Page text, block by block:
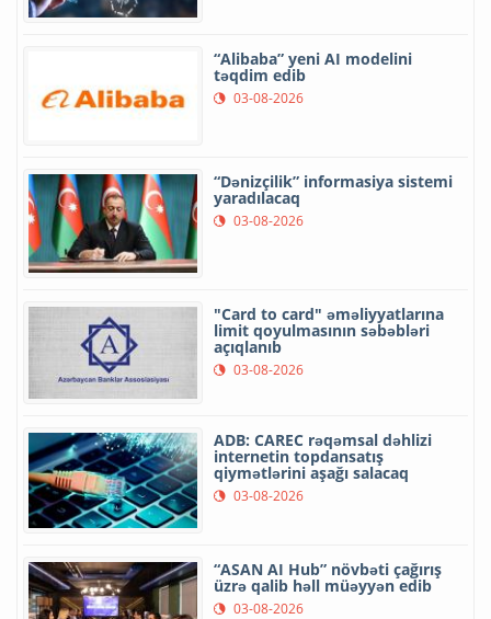
“Alibaba” yeni AI modelini
təqdim edib
03-08-2026
“Dənizçilik” informasiya sistemi
yaradılacaq
03-08-2026
"Card to card" əməliyyatlarına
limit qoyulmasının səbəbləri
açıqlanıb
03-08-2026
ADB: CAREC rəqəmsal dəhlizi
internetin topdansatış
qiymətlərini aşağı salacaq
03-08-2026
“ASAN AI Hub” növbəti çağırış
üzrə qalib həll müəyyən edib
03-08-2026